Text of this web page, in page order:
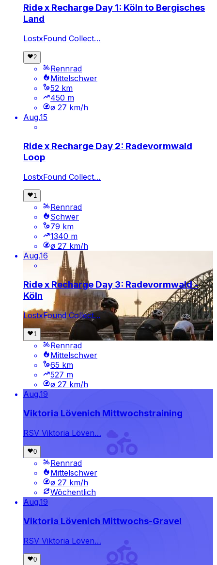
Ride x Recharge Day 1: Köln to Bergisches
Land
LostxFound Collect…
Rennrad
Mittelschwer
52 km
450 m
ø 27 km/h
Aug.15
Ride x Recharge Day 2: Radevormwald
Loop
LostxFound Collect…
Rennrad
Schwer
79 km
1340 m
ø 27 km/h
Aug.16
Ride x Recharge Day 3: Radevormwald -
Köln
LostxFound Collect…
Rennrad
Mittelschwer
65 km
527 m
ø 27 km/h
Aug.19
Viktoria Lövenich Mittwochstraining
RSV Viktoria Löven…
Rennrad
Mittelschwer
ø 27 km/h
Wöchentlich
Aug.19
Viktoria Lövenich Mittwochs-Gravel
RSV Viktoria Löven…